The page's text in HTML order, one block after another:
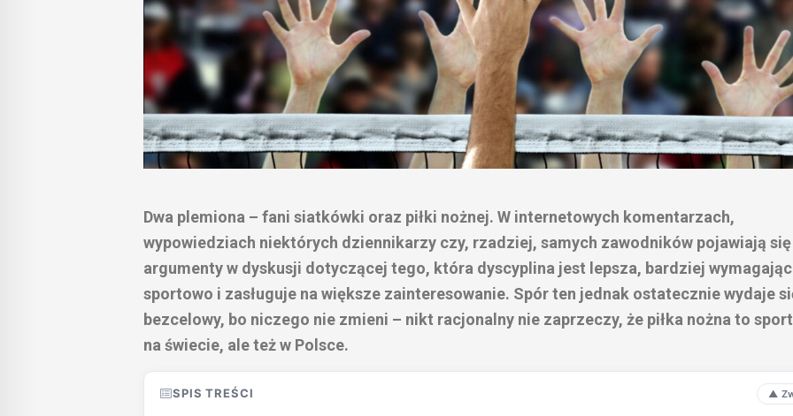
Dwa plemiona – fani siatkówki oraz piłki nożnej. W internetowych komentarzach,
wypowiedziach niektórych dziennikarzy czy, rzadziej, samych zawodników pojawiają się
argumenty w dyskusji dotyczącej tego, która dyscyplina jest lepsza, bardziej
sportowo i zasługuje na większe zainteresowanie. Spór ten jednak ostatecznie wydaje
bezcelowy, bo niczego nie zmieni – nikt racjonalny nie zaprzeczy, że piłka nożna to sport
na świecie, ale też w Polsce.
SPIS TREŚCI